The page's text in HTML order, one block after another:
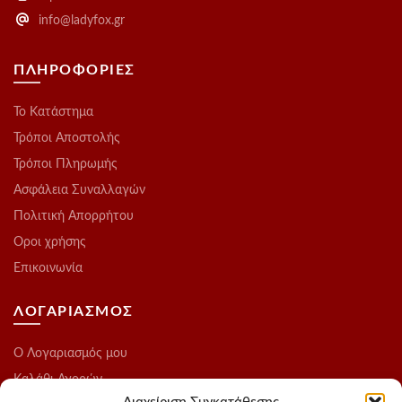
info@ladyfox.gr
ΠΛΗΡΟΦΟΡΙΕΣ
Το Kατάστημα
Τρόποι Αποστολής
Τρόποι Πληρωμής
Ασφάλεια Συναλλαγών
Πολιτική Απορρήτου
Οροι χρήσης
Επικοινωνία
ΛΟΓΑΡΙΑΣΜΟΣ
O Λογαριασμός μου
Καλάθι Αγορών